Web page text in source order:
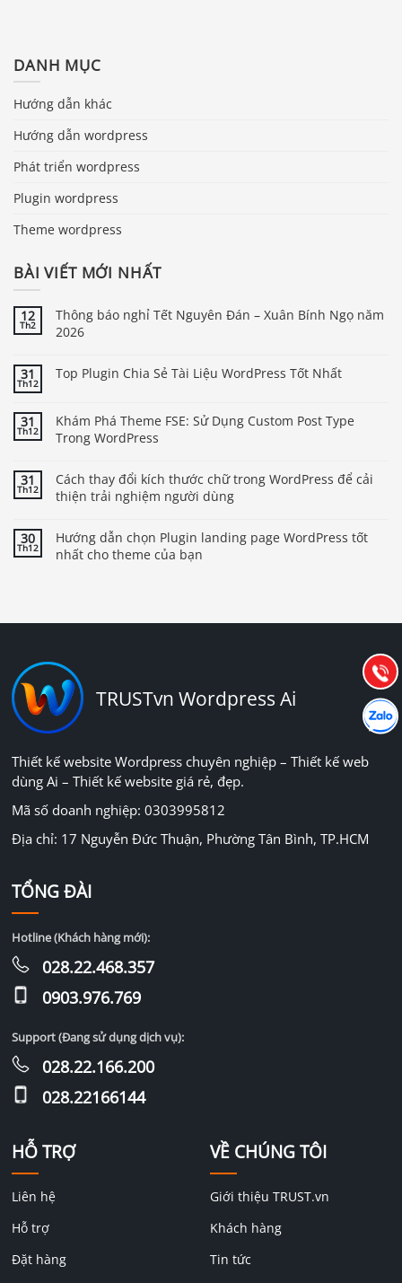
DANH MỤC
Hướng dẫn khác
Hướng dẫn wordpress
Phát triển wordpress
Plugin wordpress
Theme wordpress
BÀI VIẾT MỚI NHẤT
12
Th2
Thông báo nghỉ Tết Nguyên Đán – Xuân Bính Ngọ năm
2026
31
Th12
Top Plugin Chia Sẻ Tài Liệu WordPress Tốt Nhất
31
Th12
Khám Phá Theme FSE: Sử Dụng Custom Post Type
Trong WordPress
31
Th12
Cách thay đổi kích thước chữ trong WordPress để cải
thiện trải nghiệm người dùng
30
Th12
Hướng dẫn chọn Plugin landing page WordPress tốt
nhất cho theme của bạn
TRUSTvn Wordpress Ai
Thiết kế website Wordpress chuyên nghiệp – Thiết kế web
dùng Ai – Thiết kế website giá rẻ, đẹp.
Mã số doanh nghiệp: 0303995812
Địa chỉ: 17 Nguyễn Đức Thuận, Phường Tân Bình, TP.HCM
HỖ TRỢ
Liên hệ
Hỗ trợ
Đặt hàng
VỀ CHÚNG TÔI
Giới thiệu TRUST.vn
Khách hàng
Tin tức
TỔNG ĐÀI
Hotline (Khách hàng mới):
028.22.468.357
0903.976.769
Support (Đang sử dụng dịch vụ):
028.22.166.200
028.22166144
Gọi
(028) 22.166.144
Chát
Hợp tác